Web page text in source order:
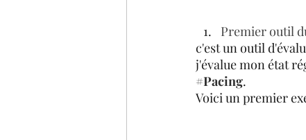
Premier outil
c'est un outil
j'évalue mon état
#Pacing.
Voici un premier